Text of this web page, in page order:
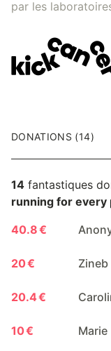
par les
DONATIONS (14)
14 fantastiques
running for every
40.8 €
20 € Zineb
20.4 €
10 € Marie